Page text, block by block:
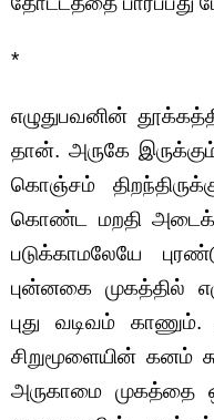
*
எழுதுபவனின்
தான். அருகே
கொஞ்சம்
கொண்ட மறதி
படுக்காமலேயே
புன்னகை முகத்தில்
புது வடிவம்
சிறுமூளையின் கனம்
அருகாமை முகத்தை